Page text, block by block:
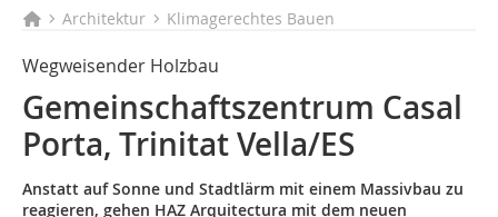
Architektur Klimagerechtes Bauen
Wegweisender Holzbau
Gemeinschaftszentrum Casal
Porta, Trinitat Vella/ES
Anstatt auf Sonne und Stadtlärm mit einem Massivbau zu
reagieren, gehen HAZ Arquitectura mit dem neuen